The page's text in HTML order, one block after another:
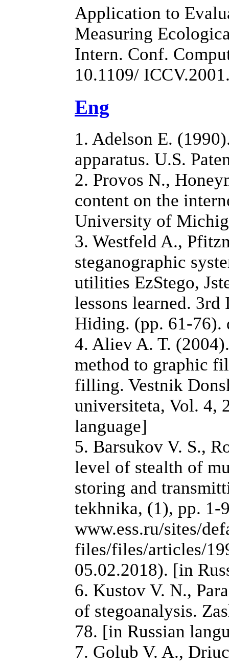
Application to
Measuring
Intern. Conf.
10.1109/
Eng
1. Adelson E.
apparatus. U.S.
2. Provos N.,
content on the
University of
3. Westfeld A.,
steganographic
utilities EzStego,
lessons learned.
Hiding. (pp. 61-76).
4. Aliev A. T.
method to graphic
filling. Vestnik
universiteta, Vol. 4,
language]
5. Barsukov V. S.,
level of stealth of
storing and
tekhnika, (1), pp. 1-
www.ess.ru/sites/
files/files/articles/
05.02.2018). [in
6. Kustov V. N.,
of stegoanalysis.
78. [in Russian
7. Golub V. A.,